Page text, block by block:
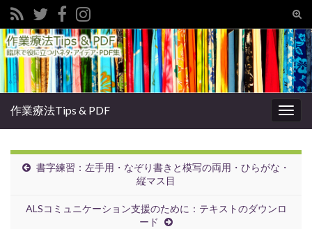
Search for:
作業療法Tips & PDF
書字練習：左手用・なぞり書きと模写の両用・ひらがな・
縦マス目
ALSコミュニケーション支援のために：テキストのダウンロ
ード